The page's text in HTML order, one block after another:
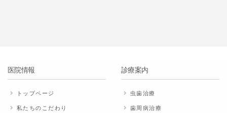
医院情報
トップページ
私たちのこだわり
診療案内
虫歯治療
歯周病治療